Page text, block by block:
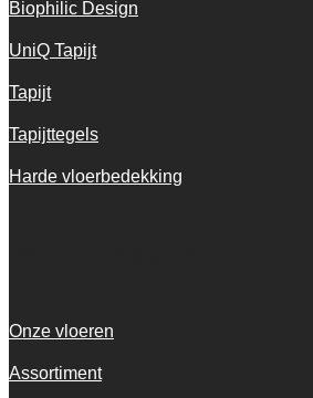
Biophilic Design
UniQ Tapijt
Tapijt
Tapijttegels
Harde vloerbedekking
Onze vloeren
Assortiment